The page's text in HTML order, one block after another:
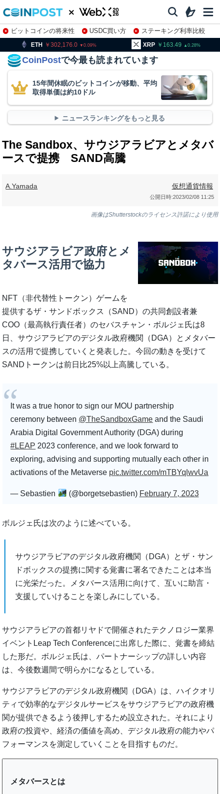
ビットコインの将来性 USDC買い方
ステーキング利率比較
株特集・関連銘柄
0.09 XRP 0.28 BNB
CoinPostで今最も読まれています
15年間休眠のビットコインが移動、平均
取得単価は約10ドル
ニュースランキングをもっと見る
The Sandbox、サウジアラビアとメタバ
ースで提携 SAND高騰
A.Yamada 仮想通貨情報
公開日時:2023/02/08 11:25
画像はShutterstockのライセンス許諾により使用
サウジアラビア政府とメ
タバース活用で協力
NFT（非代替性トークン）ゲームを
提供するザ・サンドボックス（SAND）の共同創設者兼
COO（最高執行責任者）のセバスチャン・ボルジェ氏は8
日、サウジアラビアのデジタル政府機関（DGA）とメタバー
スの活用で提携していくと発表した。今回の動きを受けて
SANDトークンは前日比25%以上高騰している。
It was a true honor to sign our MOU partnership
ceremony between @TheSandboxGame and the Saudi
Arabia Digital Government Authority (DGA) during
#LEAP 2023 conference, and we look forward to
exploring, advising and supporting mutually each other in
activations of the Metaverse pic.twitter.com/mTBYqlwvUa
— Sebastien (@borgetsebastien) February 7, 2023
ボルジェ氏は次のように述べている。
サウジアラビアのデジタル政府機関（DGA）とザ・サン
ドボックスの提携に関する覚書に署名できたことは本当
に光栄だった。メタバース活用に向けて、互いに助言・
支援していけることを楽しみにしている。
サウジアラビアの首都リヤドで開催されたテクノロジー業界
イベントLeap Tech Conferenceに出席した際に、覚書を締結
した形だ。ボルジェ氏は、パートナーシップの詳しい内容
は、今後数週間で明らかになるとしている。
サウジアラビアのデジタル政府機関（DGA）は、ハイクオリ
ティで効率的なデジタルサービスをサウジアラビアの政府機
関が提供できるよう後押しするため設立された。それにより
政府の投資や、経済の価値を高め、デジタル政府の能力やパ
フォーマンスを測定していくことを目指すものだ。
メタバースとは